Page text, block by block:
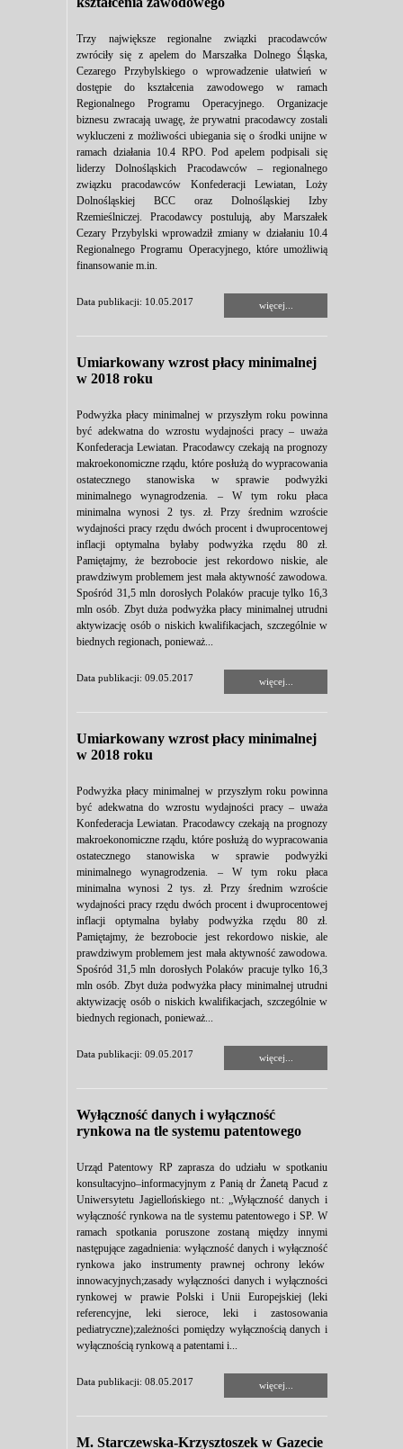
Trzy największe regionalne związki pracodawców
zwróciły się z apelem do Marszałka Dolnego Śląska,
Cezarego Przybylskiego o wprowadzenie ułatwień w
dostępie do kształcenia zawodowego w ramach
Regionalnego Programu Operacyjnego. Organizacje
biznesu zwracają uwagę, że prywatni pracodawcy zostali
wykluczeni z możliwości ubiegania się o środki unijne w
ramach działania 10.4 RPO. Pod apelem podpisali się
liderzy Dolnośląskich Pracodawców – regionalnego
związku pracodawców Konfederacji Lewiatan, Loży
Dolnośląskiej BCC oraz Dolnośląskiej Izby
Rzemieślniczej. Pracodawcy postulują, aby Marszałek
Cezary Przybylski wprowadził zmiany w działaniu 10.4
Regionalnego Programu Operacyjnego, które umożliwią
finansowanie m.in.
Data publikacji: 10.05.2017 więcej...
Umiarkowany wzrost płacy minimalnej
w 2018 roku
Podwyżka płacy minimalnej w przyszłym roku powinna
być adekwatna do wzrostu wydajności pracy – uważa
Konfederacja Lewiatan. Pracodawcy czekają na prognozy
makroekonomiczne rządu, które posłużą do wypracowania
ostatecznego stanowiska w sprawie podwyżki
minimalnego wynagrodzenia. – W tym roku płaca
minimalna wynosi 2 tys. zł. Przy średnim wzroście
wydajności pracy rzędu dwóch procent i dwuprocentowej
inflacji optymalna byłaby podwyżka rzędu 80 zł.
Pamiętajmy, że bezrobocie jest rekordowo niskie, ale
prawdziwym problemem jest mała aktywność zawodowa.
Spośród 31,5 mln dorosłych Polaków pracuje tylko 16,3
mln osób. Zbyt duża podwyżka płacy minimalnej utrudni
aktywizację osób o niskich kwalifikacjach, szczególnie w
biednych regionach, ponieważ...
Data publikacji: 09.05.2017 więcej...
Umiarkowany wzrost płacy minimalnej
w 2018 roku
Podwyżka płacy minimalnej w przyszłym roku powinna
być adekwatna do wzrostu wydajności pracy – uważa
Konfederacja Lewiatan. Pracodawcy czekają na prognozy
makroekonomiczne rządu, które posłużą do wypracowania
ostatecznego stanowiska w sprawie podwyżki
minimalnego wynagrodzenia. – W tym roku płaca
minimalna wynosi 2 tys. zł. Przy średnim wzroście
wydajności pracy rzędu dwóch procent i dwuprocentowej
inflacji optymalna byłaby podwyżka rzędu 80 zł.
Pamiętajmy, że bezrobocie jest rekordowo niskie, ale
prawdziwym problemem jest mała aktywność zawodowa.
Spośród 31,5 mln dorosłych Polaków pracuje tylko 16,3
mln osób. Zbyt duża podwyżka płacy minimalnej utrudni
aktywizację osób o niskich kwalifikacjach, szczególnie w
biednych regionach, ponieważ...
Data publikacji: 09.05.2017 więcej...
Wyłączność danych i wyłączność
rynkowa na tle systemu patentowego
Urząd Patentowy RP zaprasza do udziału w spotkaniu
konsultacyjno–informacyjnym z Panią dr Żanetą Pacud z
Uniwersytetu Jagiellońskiego nt.: „Wyłączność danych i
wyłączność rynkowa na tle systemu patentowego i SP. W
ramach spotkania poruszone zostaną między innymi
następujące zagadnienia: wyłączność danych i wyłączność
rynkowa jako instrumenty prawnej ochrony leków
innowacyjnych;zasady wyłączności danych i wyłączności
rynkowej w prawie Polski i Unii Europejskiej (leki
referencyjne, leki sieroce, leki i zastosowania
pediatryczne);zależności pomiędzy wyłącznością danych i
wyłącznością rynkową a patentami i...
Data publikacji: 08.05.2017 więcej...
M. Starczewska-Krzysztoszek w Gazecie